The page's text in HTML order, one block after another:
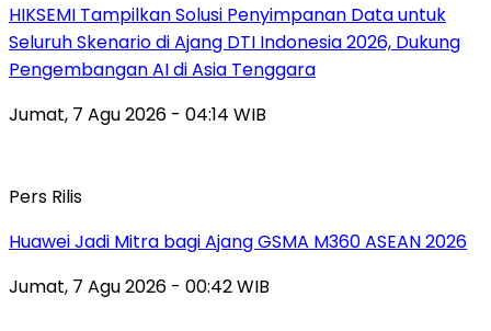
HIKSEMI Tampilkan Solusi Penyimpanan Data untuk
Seluruh Skenario di Ajang DTI Indonesia 2026, Dukung
Pengembangan AI di Asia Tenggara
Jumat, 7 Agu 2026 - 04:14 WIB
Pers Rilis
Huawei Jadi Mitra bagi Ajang GSMA M360 ASEAN 2026
Jumat, 7 Agu 2026 - 00:42 WIB